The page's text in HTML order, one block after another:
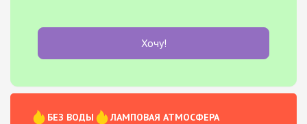
Хочу!
БЕЗ ВОДЫ
ЛАМПОВАЯ АТМОСФЕРА